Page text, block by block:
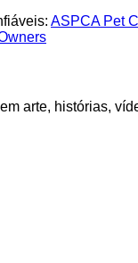
ASPCA Pet
arte, histórias,